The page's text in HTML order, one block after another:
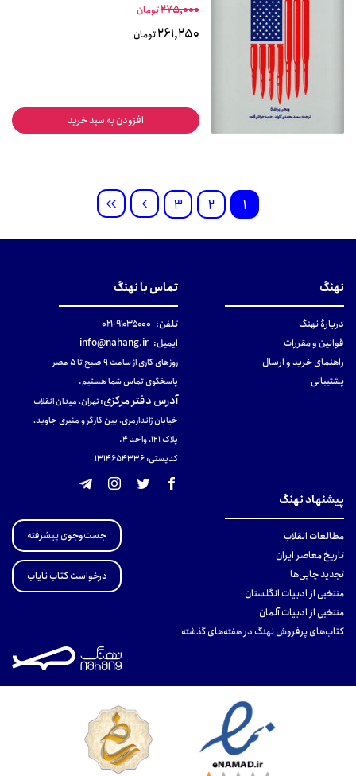
275,000تومان
261,250تومان
افزودن به سبد خرید
1
2
3
نهنگ
دربارهٔ نهنگ
قوانین و مقررات
راهنمای خرید و ارسال
پشتیبانی
تماس با نهنگ
تلفن: ۹۱۰۳۵۰۰۰-۰۲۱
ایمیل: info@nahang.ir
روزهای کاری از ساعت ۹ صبح تا ۵ عصر
پاسخگوی تماس شما هستیم.
آدرس دفتر مرکزی:تهران، میدان انقلاب
خیابان ژاندارمری، بین کارگر و منیری جاوید،
پلاک 121، واحد ۴.
کدپستی: 131465433۶
پیشنهاد نهنگ
مطالعات انقلاب
تاریخ معاصر ایران
تجدید چاپی‌ها
منتخبی از ادبیات انگلستان
منتخبی از ادبیات آلمان
کتاب‌های پرفروش نهنگ در هفته‌های گذشته
جست‌وجوی پیشرفته
درخواست کتاب نایاب